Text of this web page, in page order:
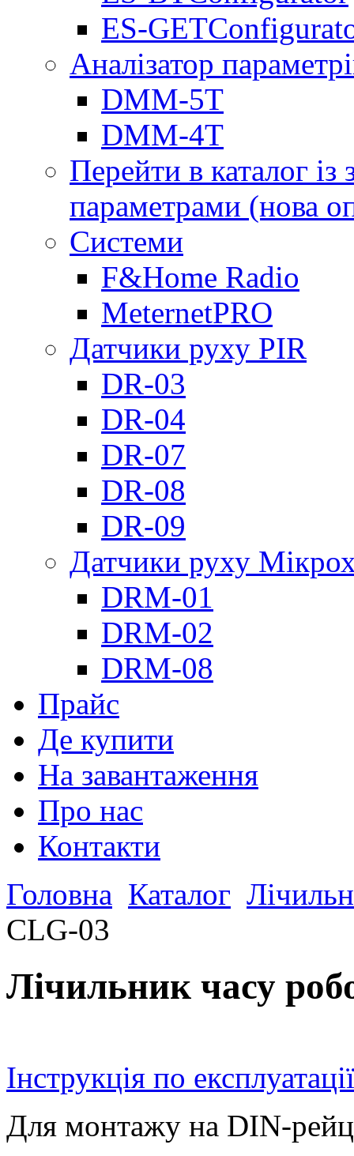
ES-
Аналізатор
DMM-5T
DMM-4T
Перейти в каталог
параметрами (нова
Системи
F&Home Radio
MeternetPRO
Датчики руху PIR
DR-03
DR-04
DR-07
DR-08
DR-09
Датчики руху
DRM-01
DRM-02
DRM-08
Прайс
Де купити
На завантаження
Про нас
Контакти
Головна Каталог
CLG-03
Лічильник часу
Інструкція по експлуатації
Для монтажу на DIN-